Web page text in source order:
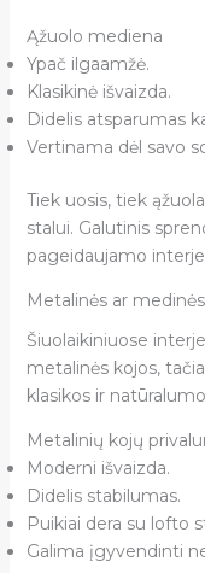
Ąžuolo mediena
Ypač ilgaamžė.
Klasikinė išvaizda.
Didelis atsparumas
Vertinama dėl savo
Tiek uosis, tiek
stalui. Galutinis
pageidaujamo
Metalinės ar
Šiuolaikiniuose
metalinės kojos,
klasikos ir
Metalinių kojų
Moderni išvaizda.
Didelis stabilumas.
Puikiai dera su lofto
Galima įgyvendinti